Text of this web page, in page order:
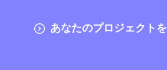
あなたのプロジェクト